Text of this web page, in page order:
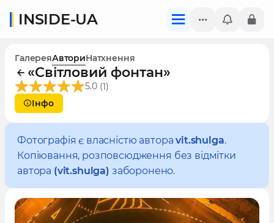
INSIDE-UA
ГалереяАвториНатхнення
«Світловий фонтан»
5.0 (1)
Інфо
Фотографія є власністю автораvit.shulga.
Копіювання, розповсюдження без відмітки
автора (vit.shulga) заборонено.